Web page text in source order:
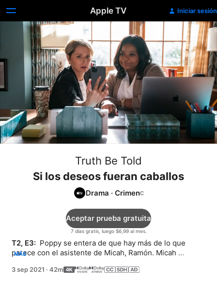
Apple TV Iniciar sesión
Truth Be Told
Si los deseos fueran caballos
Drama · Crimen
7 días gratis, luego $6,99 al mes.
Aceptar prueba gratuita
T2, E3: Poppy se entera de que hay más de lo que
parece con el asistente de Micah, Ramón. Micah
MÁS
3 sep 2021 · 42m